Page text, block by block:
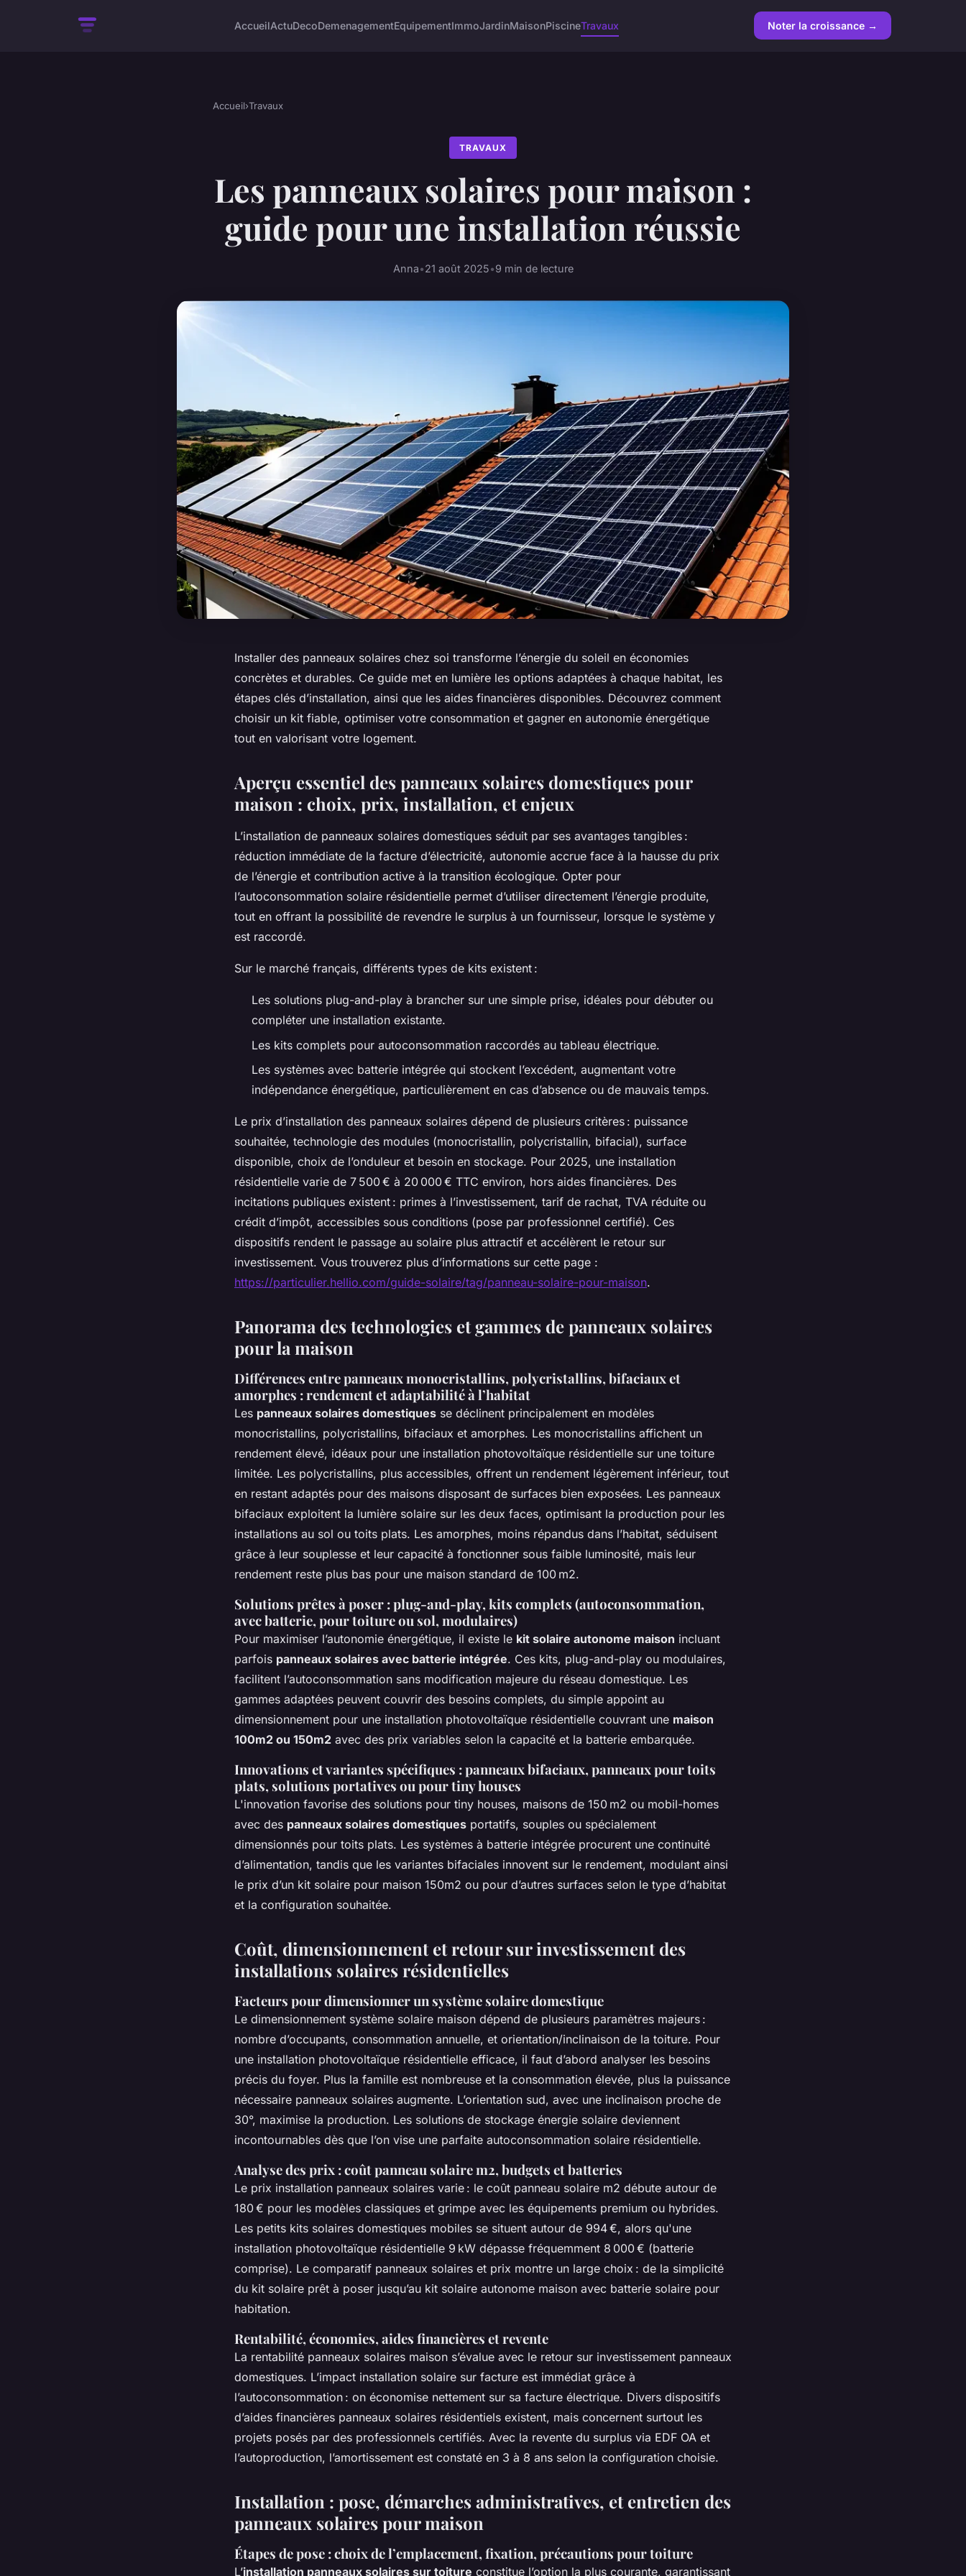
AccueilActuDecoDemenagementEquipementImmoJardinMaisonPiscineTravaux Noter la croissance →
Accueil›Travaux
TRAVAUX
Les panneaux solaires pour maison :
guide pour une installation réussie
Anna•21 août 2025•9 min de lecture
Installer des panneaux solaires chez soi transforme l’énergie du soleil en économies
concrètes et durables. Ce guide met en lumière les options adaptées à chaque habitat, les
étapes clés d’installation, ainsi que les aides financières disponibles. Découvrez comment
choisir un kit fiable, optimiser votre consommation et gagner en autonomie énergétique
tout en valorisant votre logement.
Aperçu essentiel des panneaux solaires domestiques pour
maison : choix, prix, installation, et enjeux
L’installation de panneaux solaires domestiques séduit par ses avantages tangibles :
réduction immédiate de la facture d’électricité, autonomie accrue face à la hausse du prix
de l’énergie et contribution active à la transition écologique. Opter pour
l’autoconsommation solaire résidentielle permet d’utiliser directement l’énergie produite,
tout en offrant la possibilité de revendre le surplus à un fournisseur, lorsque le système y
est raccordé.
Sur le marché français, différents types de kits existent :
Les solutions plug-and-play à brancher sur une simple prise, idéales pour débuter ou
compléter une installation existante.
Les kits complets pour autoconsommation raccordés au tableau électrique.
Les systèmes avec batterie intégrée qui stockent l’excédent, augmentant votre
indépendance énergétique, particulièrement en cas d’absence ou de mauvais temps.
Le prix d’installation des panneaux solaires dépend de plusieurs critères : puissance
souhaitée, technologie des modules (monocristallin, polycristallin, bifacial), surface
disponible, choix de l’onduleur et besoin en stockage. Pour 2025, une installation
résidentielle varie de 7 500 € à 20 000 € TTC environ, hors aides financières. Des
incitations publiques existent : primes à l’investissement, tarif de rachat, TVA réduite ou
crédit d’impôt, accessibles sous conditions (pose par professionnel certifié). Ces
dispositifs rendent le passage au solaire plus attractif et accélèrent le retour sur
investissement. Vous trouverez plus d’informations sur cette page :
https://particulier.hellio.com/guide-solaire/tag/panneau-solaire-pour-maison.
Panorama des technologies et gammes de panneaux solaires
pour la maison
Différences entre panneaux monocristallins, polycristallins, bifaciaux et
amorphes : rendement et adaptabilité à l’habitat
Les panneaux solaires domestiques se déclinent principalement en modèles
monocristallins, polycristallins, bifaciaux et amorphes. Les monocristallins affichent un
rendement élevé, idéaux pour une installation photovoltaïque résidentielle sur une toiture
limitée. Les polycristallins, plus accessibles, offrent un rendement légèrement inférieur, tout
en restant adaptés pour des maisons disposant de surfaces bien exposées. Les panneaux
bifaciaux exploitent la lumière solaire sur les deux faces, optimisant la production pour les
installations au sol ou toits plats. Les amorphes, moins répandus dans l’habitat, séduisent
grâce à leur souplesse et leur capacité à fonctionner sous faible luminosité, mais leur
rendement reste plus bas pour une maison standard de 100 m2.
Solutions prêtes à poser : plug-and-play, kits complets (autoconsommation,
avec batterie, pour toiture ou sol, modulaires)
Pour maximiser l’autonomie énergétique, il existe le kit solaire autonome maison incluant
parfois panneaux solaires avec batterie intégrée. Ces kits, plug-and-play ou modulaires,
facilitent l’autoconsommation sans modification majeure du réseau domestique. Les
gammes adaptées peuvent couvrir des besoins complets, du simple appoint au
dimensionnement pour une installation photovoltaïque résidentielle couvrant une maison
100m2 ou 150m2 avec des prix variables selon la capacité et la batterie embarquée.
Innovations et variantes spécifiques : panneaux bifaciaux, panneaux pour toits
plats, solutions portatives ou pour tiny houses
L'innovation favorise des solutions pour tiny houses, maisons de 150 m2 ou mobil-homes
avec des panneaux solaires domestiques portatifs, souples ou spécialement
dimensionnés pour toits plats. Les systèmes à batterie intégrée procurent une continuité
d’alimentation, tandis que les variantes bifaciales innovent sur le rendement, modulant ainsi
le prix d’un kit solaire pour maison 150m2 ou pour d’autres surfaces selon le type d’habitat
et la configuration souhaitée.
Coût, dimensionnement et retour sur investissement des
installations solaires résidentielles
Facteurs pour dimensionner un système solaire domestique
Le dimensionnement système solaire maison dépend de plusieurs paramètres majeurs :
nombre d’occupants, consommation annuelle, et orientation/inclinaison de la toiture. Pour
une installation photovoltaïque résidentielle efficace, il faut d’abord analyser les besoins
précis du foyer. Plus la famille est nombreuse et la consommation élevée, plus la puissance
nécessaire panneaux solaires augmente. L’orientation sud, avec une inclinaison proche de
30°, maximise la production. Les solutions de stockage énergie solaire deviennent
incontournables dès que l’on vise une parfaite autoconsommation solaire résidentielle.
Analyse des prix : coût panneau solaire m2, budgets et batteries
Le prix installation panneaux solaires varie : le coût panneau solaire m2 débute autour de
180 € pour les modèles classiques et grimpe avec les équipements premium ou hybrides.
Les petits kits solaires domestiques mobiles se situent autour de 994 €, alors qu'une
installation photovoltaïque résidentielle 9 kW dépasse fréquemment 8 000 € (batterie
comprise). Le comparatif panneaux solaires et prix montre un large choix : de la simplicité
du kit solaire prêt à poser jusqu’au kit solaire autonome maison avec batterie solaire pour
habitation.
Rentabilité, économies, aides financières et revente
La rentabilité panneaux solaires maison s’évalue avec le retour sur investissement panneaux
domestiques. L’impact installation solaire sur facture est immédiat grâce à
l’autoconsommation : on économise nettement sur sa facture électrique. Divers dispositifs
d’aides financières panneaux solaires résidentiels existent, mais concernent surtout les
projets posés par des professionnels certifiés. Avec la revente du surplus via EDF OA et
l’autoproduction, l’amortissement est constaté en 3 à 8 ans selon la configuration choisie.
Installation : pose, démarches administratives, et entretien des
panneaux solaires pour maison
Étapes de pose : choix de l’emplacement, fixation, précautions pour toiture
L’installation panneaux solaires sur toiture constitue l’option la plus courante, garantissant